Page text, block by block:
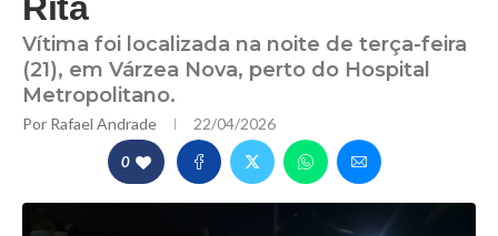
Vítima foi localizada na noite de terça-feira
(21), em Várzea Nova, perto do Hospital
Metropolitano.
Por Rafael Andrade 22/04/2026
0